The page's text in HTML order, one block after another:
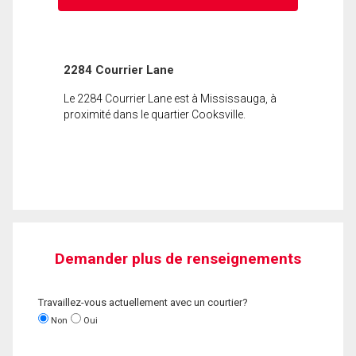
2284 Courrier Lane
Le 2284 Courrier Lane est à Mississauga, à
proximité dans le quartier Cooksville.
Demander plus de renseignements
Travaillez-vous actuellement avec un courtier?
Non Oui